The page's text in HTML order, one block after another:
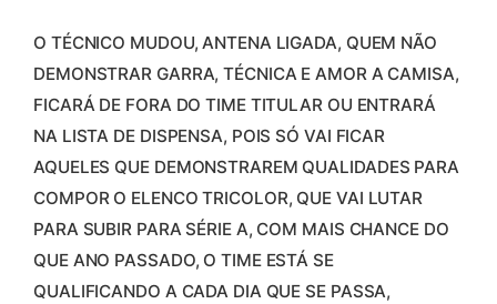
O TÉCNICO MUDOU, ANTENA LIGADA, QUEM NÃO
DEMONSTRAR GARRA, TÉCNICA E AMOR A CAMISA,
FICARÁ DE FORA DO TIME TITULAR OU ENTRARÁ
NA LISTA DE DISPENSA, POIS SÓ VAI FICAR
AQUELES QUE DEMONSTRAREM QUALIDADES PARA
COMPOR O ELENCO TRICOLOR, QUE VAI LUTAR
PARA SUBIR PARA SÉRIE A, COM MAIS CHANCE DO
QUE ANO PASSADO, O TIME ESTÁ SE
QUALIFICANDO A CADA DIA QUE SE PASSA,